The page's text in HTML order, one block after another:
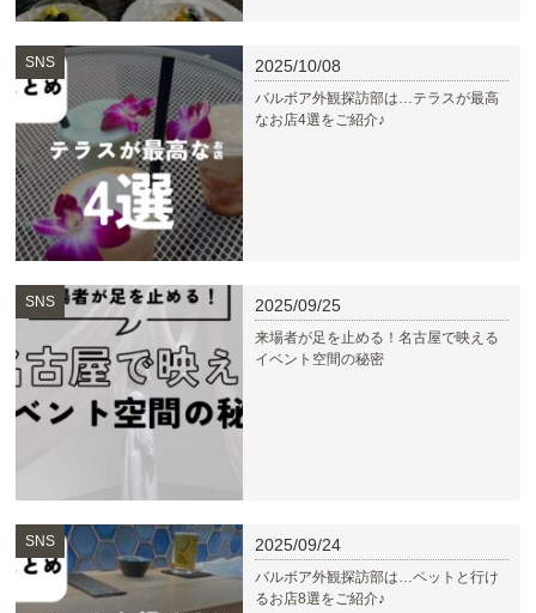
SNS 2025/10/08
バルボア外観探訪部は…テラスが最高
なお店4選をご紹介♪
SNS 2025/09/25
来場者が足を止める！名古屋で映える
イベント空間の秘密
SNS 2025/09/24
バルボア外観探訪部は…ペットと行け
るお店8選をご紹介♪